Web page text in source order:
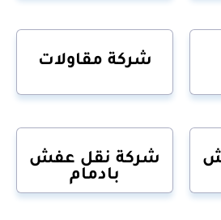
شركة مقاولات
شركة نقل عفش
بادمام